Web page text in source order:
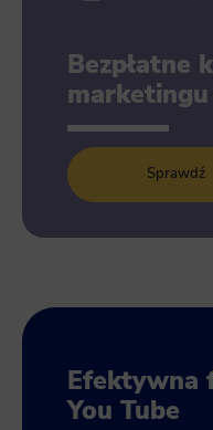
Bezpłatne
Sprawdź
Efektywna
You Tube